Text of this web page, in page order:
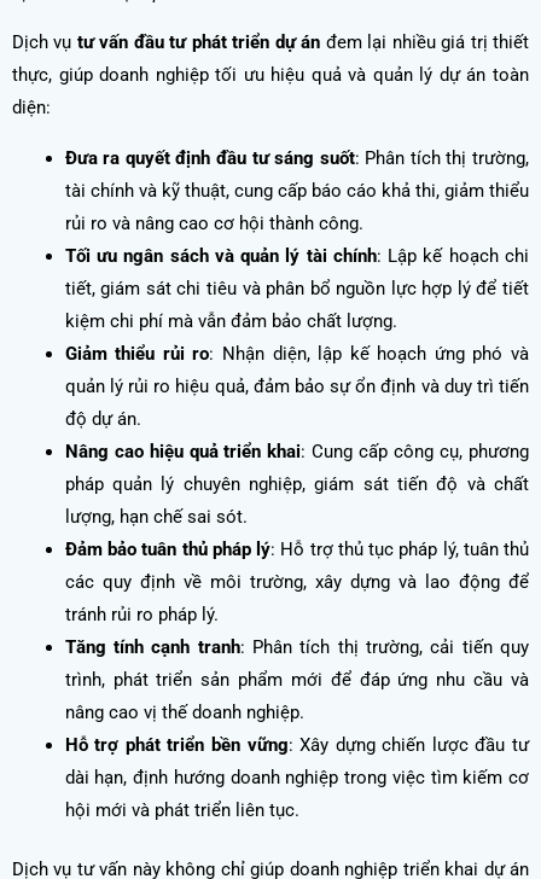
Dịch vụ tư vấn đầu tư phát triển dự án đem lại nhiều giá trị thiết
thực, giúp doanh nghiệp tối ưu hiệu quả và quản lý dự án toàn
diện:
Đưa ra quyết định đầu tư sáng suốt: Phân tích thị trường,
tài chính và kỹ thuật, cung cấp báo cáo khả thi, giảm thiểu
rủi ro và nâng cao cơ hội thành công.
Tối ưu ngân sách và quản lý tài chính: Lập kế hoạch chi
tiết, giám sát chi tiêu và phân bổ nguồn lực hợp lý để tiết
kiệm chi phí mà vẫn đảm bảo chất lượng.
Giảm thiểu rủi ro: Nhận diện, lập kế hoạch ứng phó và
quản lý rủi ro hiệu quả, đảm bảo sự ổn định và duy trì tiến
độ dự án.
Nâng cao hiệu quả triển khai: Cung cấp công cụ, phương
pháp quản lý chuyên nghiệp, giám sát tiến độ và chất
lượng, hạn chế sai sót.
Đảm bảo tuân thủ pháp lý: Hỗ trợ thủ tục pháp lý, tuân thủ
các quy định về môi trường, xây dựng và lao động để
tránh rủi ro pháp lý.
Tăng tính cạnh tranh: Phân tích thị trường, cải tiến quy
trình, phát triển sản phẩm mới để đáp ứng nhu cầu và
nâng cao vị thế doanh nghiệp.
Hỗ trợ phát triển bền vững: Xây dựng chiến lược đầu tư
dài hạn, định hướng doanh nghiệp trong việc tìm kiếm cơ
hội mới và phát triển liên tục.
Dịch vụ tư vấn này không chỉ giúp doanh nghiệp triển khai dự án